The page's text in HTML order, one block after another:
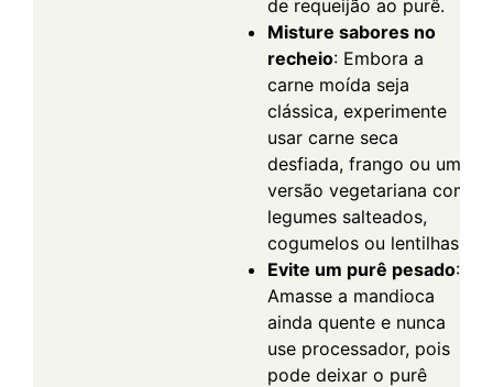
de requeijão ao purê.
Misture sabores no
recheio: Embora a
carne moída seja
clássica, experimente
usar carne seca
desfiada, frango ou uma
versão vegetariana com
legumes salteados,
cogumelos ou lentilhas.
Evite um purê pesado:
Amasse a mandioca
ainda quente e nunca
use processador, pois
pode deixar o purê